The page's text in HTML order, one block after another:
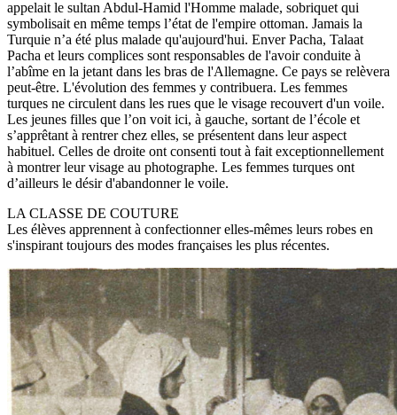
appelait le sultan Abdul-Hamid l'Homme malade, sobriquet qui
symbolisait en même temps l’état de l'empire ottoman. Jamais la
Turquie n’a été plus malade qu'aujourd'hui. Enver Pacha, Talaat
Pacha et leurs complices sont responsables de l'avoir conduite à
l’abîme en la jetant dans les bras de l'Allemagne. Ce pays se relèvera
peut-être. L'évolution des femmes y contribuera. Les femmes
turques ne circulent dans les rues que le visage recouvert d'un voile.
Les jeunes filles que l’on voit ici, à gauche, sortant de l’école et
s’apprêtant à rentrer chez elles, se présentent dans leur aspect
habituel. Celles de droite ont consenti tout à fait exceptionnellement
à montrer leur visage au photographe. Les femmes turques ont
d’ailleurs le désir d'abandonner le voile.
LA CLASSE DE COUTURE
Les élèves apprennent à confectionner elles-mêmes leurs robes en
s'inspirant toujours des modes françaises les plus récentes.